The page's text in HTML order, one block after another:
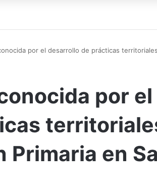
por el desarrollo de prácticas
por
Primaria en